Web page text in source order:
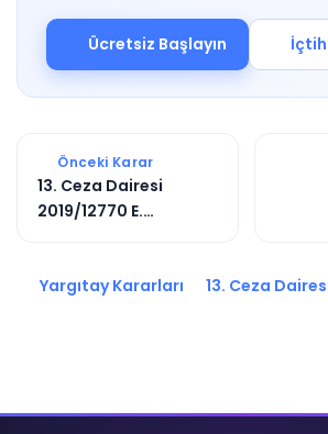
Ücretsiz Başlayın
Önceki Karar
13. Ceza Dairesi
2019/12770 E.
Yargıtay Kararları 13. Ceza